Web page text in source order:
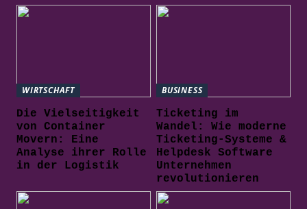
WIRTSCHAFT
Die Vielseitigkeit
von Container
Movern: Eine
Analyse ihrer Rolle
in der Logistik
BUSINESS
Ticketing im
Wandel: Wie moderne
Ticketing-Systeme &
Helpdesk Software
Unternehmen
revolutionieren